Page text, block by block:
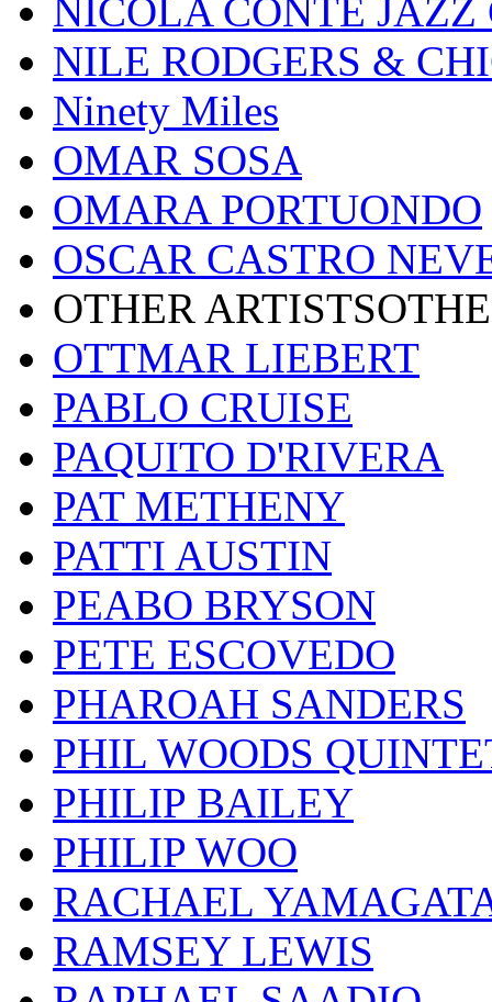
NICOLA CONTE JAZZ
NILE RODGERS &
Ninety Miles
OMAR SOSA
OMARA PORTUONDO
OSCAR CASTRO
OTHER
OTTMAR LIEBERT
PABLO CRUISE
PAQUITO D'RIVERA
PAT METHENY
PATTI AUSTIN
PEABO BRYSON
PETE ESCOVEDO
PHAROAH SANDERS
PHIL WOODS
PHILIP BAILEY
PHILIP WOO
RACHAEL
RAMSEY LEWIS